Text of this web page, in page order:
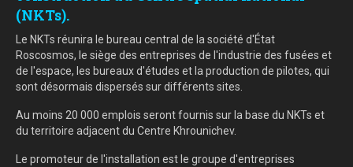
(NKTs).
Le NKTs réunira le bureau central de la société d'État
Roscosmos, le siège des entreprises de l'industrie des fusées et
de l'espace, les bureaux d'études et la production de pilotes, qui
sont désormais dispersés sur différents sites.
Au moins 20 000 emplois seront fournis sur la base du NKTs et
du territoire adjacent du Centre Khrounichev.
Le promoteur de l'installation est le groupe d'entreprises